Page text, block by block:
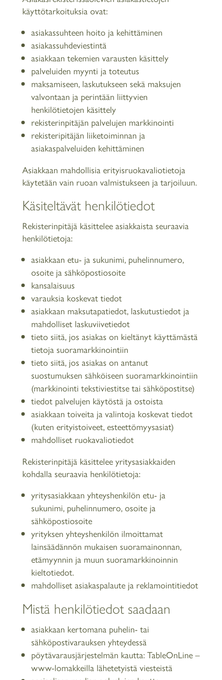
käyttötarkoituksia ovat:
asiakassuhteen hoito ja kehittäminen
asiakassuhdeviestintä
asiakkaan tekemien varausten käsittely
palveluiden myynti ja toteutus
maksamiseen, laskutukseen sekä maksujen
valvontaan ja perintään liittyvien
henkilötietojen käsittely
rekisterinpitäjän palvelujen markkinointi
rekisteripitäjän liiketoiminnan ja
asiakaspalveluiden kehittäminen
Asiakkaan mahdollisia erityisruokavaliotietoja
käytetään vain ruoan valmistukseen ja tarjoiluun.
Käsiteltävät henkilötiedot
Rekisterinpitäjä käsittelee asiakkaista seuraavia
henkilötietoja:
asiakkaan etu- ja sukunimi, puhelinnumero,
osoite ja sähköpostiosoite
kansalaisuus
varauksia koskevat tiedot
asiakkaan maksutapatiedot, laskutustiedot ja
mahdolliset laskuviivetiedot
tieto siitä, jos asiakas on kieltänyt käyttämästä
tietoja suoramarkkinointiin
tieto siitä, jos asiakas on antanut
suostumuksen sähköiseen suoramarkkinointiin
(markkinointi tekstiviestitse tai sähköpostitse)
tiedot palvelujen käytöstä ja ostoista
asiakkaan toiveita ja valintoja koskevat tiedot
(kuten erityistoiveet, esteettömyysasiat)
mahdolliset ruokavaliotiedot
Rekisterinpitäjä käsittelee yritysasiakkaiden
kohdalla seuraavia henkilötietoja:
yritysasiakkaan yhteyshenkilön etu- ja
sukunimi, puhelinnumero, osoite ja
sähköpostiosoite
yrityksen yhteyshenkilön ilmoittamat
lainsäädännön mukaisen suoramainonnan,
etämyynnin ja muun suoramarkkinoinnin
kieltotiedot.
mahdolliset asiakaspalaute ja reklamointitiedot
Mistä henkilötiedot saadaan
asiakkaan kertomana puhelin- tai
sähköpostivarauksen yhteydessä
pöytävarausjärjestelmän kautta: TableOnLine –
www-lomakkeilla lähetetyistä viesteistä